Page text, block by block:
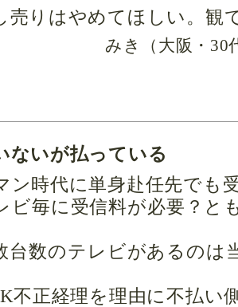
売りはやめてほしい。観
みき（大阪・30
ないが払っている
ン時代に単身赴任先でも
ビ毎に受信料が必要？と
台数のテレビがあるのは
不正経理を理由に不払い